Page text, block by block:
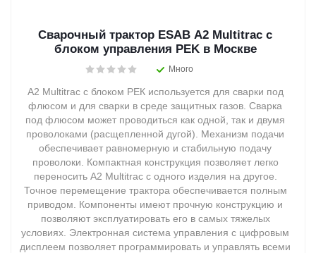
Сварочный трактор ESAB A2 Multitrac с
блоком управления PEK в Москве
Много
А2 Multitrac с блоком РЕК используется для сварки под
флюсом и для сварки в среде защитных газов. Сварка
под флюсом может проводиться как одной, так и двумя
проволоками (расщепленной дугой). Механизм подачи
обеспечивает равномерную и стабильную подачу
проволоки. Компактная конструкция позволяет легко
переносить А2 Multitrac с одного изделия на другое.
Точное перемещение трактора обеспечивается полным
приводом. Компоненты имеют прочную конструкцию и
позволяют эксплуатировать его в самых тяжелых
условиях. Электронная система управления с цифровым
дисплеем позволяет программировать и управлять всеми